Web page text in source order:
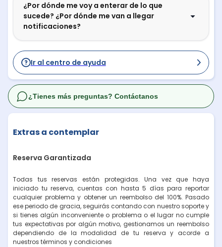
¿Por dónde me voy a enterar de lo que
sucede? ¿Por dónde me van a llegar
notificaciones?
Ir al centro de ayuda
Extras a contemplar
Reserva Garantizada
Todas tus reservas están protegidas. Una vez que haya
iniciado tu reserva, cuentas con hasta 5 días para reportar
cualquier problema y obtener un reembolso del 100%. Pasado
ese periodo de gracia, seguirás contando con nuestro soporte y
si tienes algún inconveniente o problema o el lugar no cumple
tus expectativas por algún motivo, gestionamos un reembolso
dependiendo de la modalidad de tu reserva y acorde a
nuestros términos y condiciones
¿Tienes más preguntas? Contáctanos